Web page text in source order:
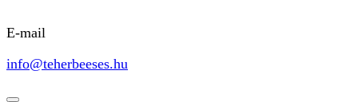
E-mail
info@teherbeeses.hu